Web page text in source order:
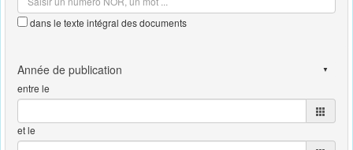
dans le texte intégral des documents
entre le
et le